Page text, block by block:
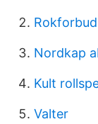
Nordkap
Kult
Valter